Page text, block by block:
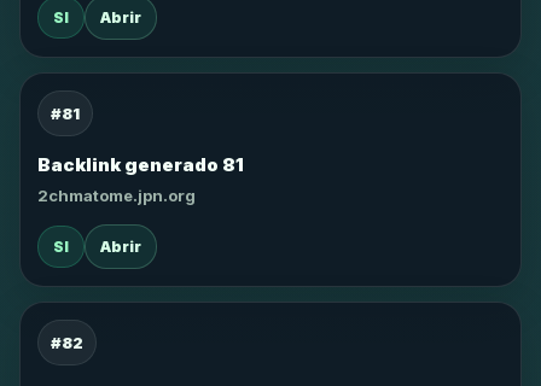
SI Abrir
#81
Backlink generado 81
2chmatome.jpn.org
SI Abrir
#82